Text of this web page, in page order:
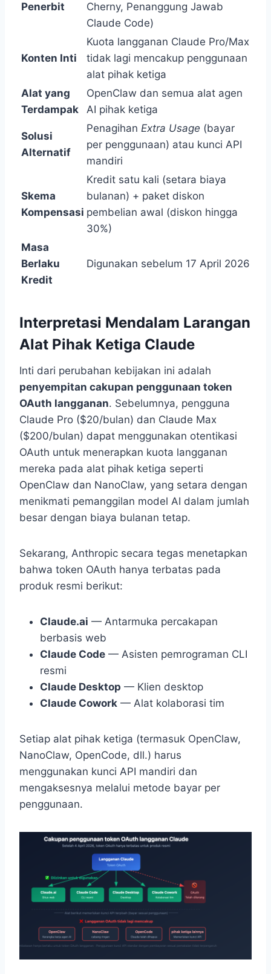
Penerbit
Cherny, Penanggung Jawab
Claude Code)
Konten Inti
Kuota langganan Claude Pro/Max
tidak lagi mencakup penggunaan
alat pihak ketiga
Alat yang
Terdampak
OpenClaw dan semua alat agen
AI pihak ketiga
Solusi
Alternatif
Penagihan Extra Usage (bayar
per penggunaan) atau kunci API
mandiri
Skema
Kompensasi
Kredit satu kali (setara biaya
bulanan) + paket diskon
pembelian awal (diskon hingga
30%)
Masa
Berlaku
Kredit
Digunakan sebelum 17 April 2026
Interpretasi Mendalam Larangan
Alat Pihak Ketiga Claude
Inti dari perubahan kebijakan ini adalah
penyempitan cakupan penggunaan token
OAuth langganan. Sebelumnya, pengguna
Claude Pro ($20/bulan) dan Claude Max
($200/bulan) dapat menggunakan otentikasi
OAuth untuk menerapkan kuota langganan
mereka pada alat pihak ketiga seperti
OpenClaw dan NanoClaw, yang setara dengan
menikmati pemanggilan model AI dalam jumlah
besar dengan biaya bulanan tetap.
Sekarang, Anthropic secara tegas menetapkan
bahwa token OAuth hanya terbatas pada
produk resmi berikut:
Claude.ai — Antarmuka percakapan
berbasis web
Claude Code — Asisten pemrograman CLI
resmi
Claude Desktop — Klien desktop
Claude Cowork — Alat kolaborasi tim
Setiap alat pihak ketiga (termasuk OpenClaw,
NanoClaw, OpenCode, dll.) harus
menggunakan kunci API mandiri dan
mengaksesnya melalui metode bayar per
penggunaan.